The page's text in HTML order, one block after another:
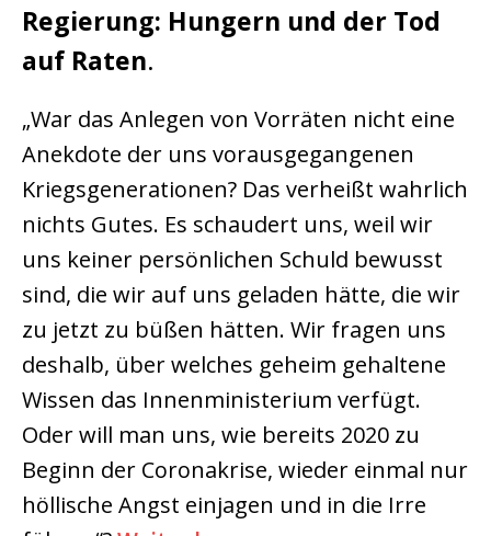
Regierung: Hungern und der Tod
auf Raten.
„War das Anlegen von Vorräten nicht eine
Anekdote der uns vorausgegangenen
Kriegsgenerationen? Das verheißt wahrlich
nichts Gutes. Es schaudert uns, weil wir
uns keiner persönlichen Schuld bewusst
sind, die wir auf uns geladen hätte, die wir
zu jetzt zu büßen hätten. Wir fragen uns
deshalb, über welches geheim gehaltene
Wissen das Innenministerium verfügt.
Oder will man uns, wie bereits 2020 zu
Beginn der Coronakrise, wieder einmal nur
höllische Angst einjagen und in die Irre